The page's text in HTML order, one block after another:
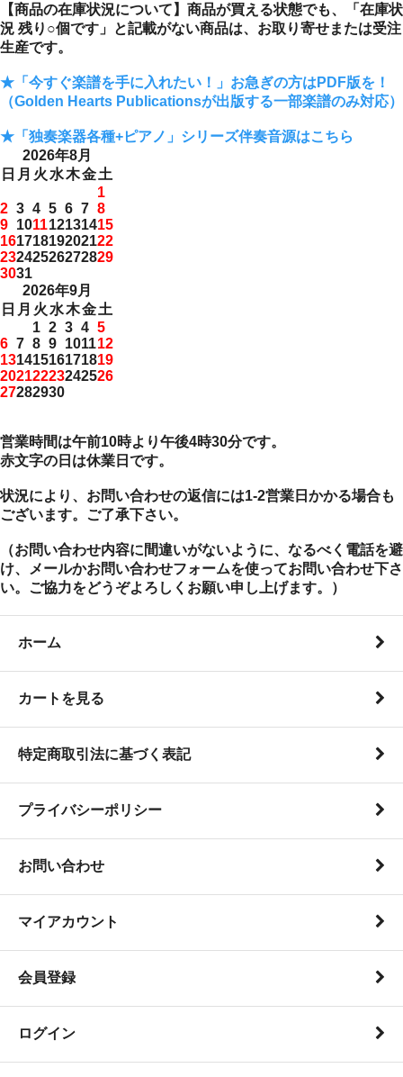
【商品の在庫状況について】商品が買える状態でも、「在庫状
況 残り○個です」と記載がない商品は、お取り寄せまたは受注
生産です。
★「今すぐ楽譜を手に入れたい！」お急ぎの方はPDF版を！
（Golden Hearts Publicationsが出版する一部楽譜のみ対応）
★「独奏楽器各種+ピアノ」シリーズ伴奏音源はこちら
2026年8月
日 月 火 水木金土
1
2 3 4 5 6 7 8
9 101112131415
16171819202122
23242526272829
3031
2026年9月
日 月 火 水木金土
1 2 3 4 5
6 7 8 9 101112
13141516171819
20212223242526
27282930
営業時間は午前10時より午後4時30分です。
赤文字の日は休業日です。
状況により、お問い合わせの返信には1-2営業日かかる場合も
ございます。ご了承下さい。
（お問い合わせ内容に間違いがないように、なるべく電話を避
け、メールかお問い合わせフォームを使ってお問い合わせ下さ
い。ご協力をどうぞよろしくお願い申し上げます。）
ホーム
カートを見る
特定商取引法に基づく表記
プライバシーポリシー
お問い合わせ
マイアカウント
会員登録
ログイン